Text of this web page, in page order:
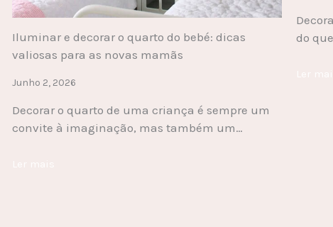
Iluminar e decorar o quarto do bebé: dicas
valiosas para as novas mamãs
Junho 2, 2026
Decorar o quarto de uma criança é sempre um
convite à imaginação, mas também um…
do